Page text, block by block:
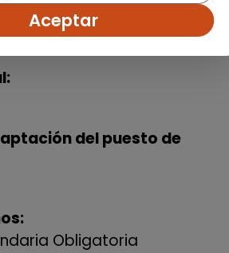
del puesto de
Obligatoria
Aceptar